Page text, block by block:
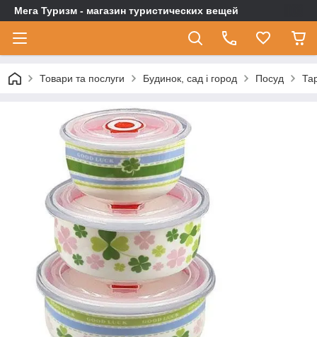
Мега Туризм - магазин туристических вещей
Товари та послуги Будинок, сад і город Посуд